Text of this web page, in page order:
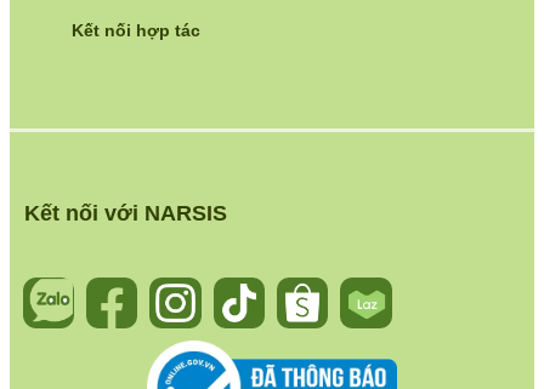
Kết nối với NARSIS
Kết nối hợp tác